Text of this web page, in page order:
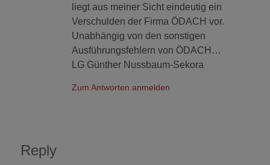
liegt aus meiner Sicht eindeutig ein
Verschulden der Firma ÖDACH vor.
Unabhängig von den sonstigen
Ausführungsfehlern von ÖDACH…
LG Günther Nussbaum-Sekora
Zum Antworten anmelden
Reply